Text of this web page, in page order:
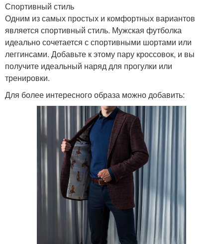
Спортивный стиль
Одним из самых простых и комфортных вариантов
является спортивный стиль. Мужская футболка
идеально сочетается с спортивными шортами или
леггинсами. Добавьте к этому пару кроссовок, и вы
получите идеальный наряд для прогулки или
тренировки.
Для более интересного образа можно добавить: